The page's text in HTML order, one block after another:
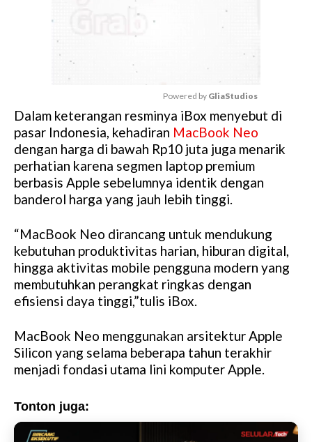
M
u
t
e
Powered by GliaStudios
Dalam keterangan resminya iBox menyebut di
pasar Indonesia, kehadiran MacBook Neo
dengan harga di bawah Rp10 juta juga menarik
perhatian karena segmen laptop premium
berbasis Apple sebelumnya identik dengan
banderol harga yang jauh lebih tinggi.
“MacBook Neo dirancang untuk mendukung
kebutuhan produktivitas harian, hiburan digital,
hingga aktivitas mobile pengguna modern yang
membutuhkan perangkat ringkas dengan
efisiensi daya tinggi,”tulis iBox.
MacBook Neo menggunakan arsitektur Apple
Silicon yang selama beberapa tahun terakhir
menjadi fondasi utama lini komputer Apple.
Tonton juga: